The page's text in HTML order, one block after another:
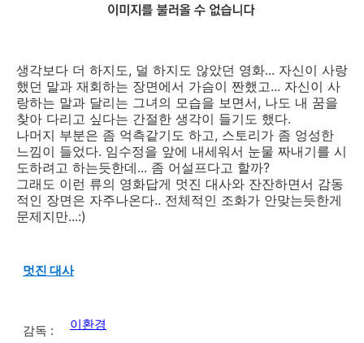
생각보다 더 하지도, 덜 하지도 않았던 영화... 자신이 사랑
했던 말과 재회하는 장면에서 가슴이 짠했고... 자신이 사
랑하는 말과 달리는 그녀의 모습을 보면서, 나도 내 꿈을
찾아 다리고 싶다는 간절한 생각이 들기도 했다.
나머지 부분은 좀 억측같기도 하고, 스토리가 좀 엉성한
느낌이 들었다. 임수정을 앞에 내세워서 눈물 짜내기를 시
도하려고 하는듯한데... 좀 어설프다고 할까?
그래도 이런 류의 영화답게 멋진 대사와 잔잔하면서 감동
적인 장면은 자주나온다.. 전체적인 조화가 안맞는듯한게
문제지만...:)
멋진 대사
감독 : 이환경